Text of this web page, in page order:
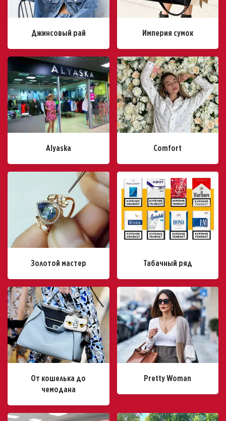
Джинсовый рай Империя сумок
Alyaska Comfort
Золотой мастер Табачный ряд
От кошелька до
чемодана
Pretty Woman